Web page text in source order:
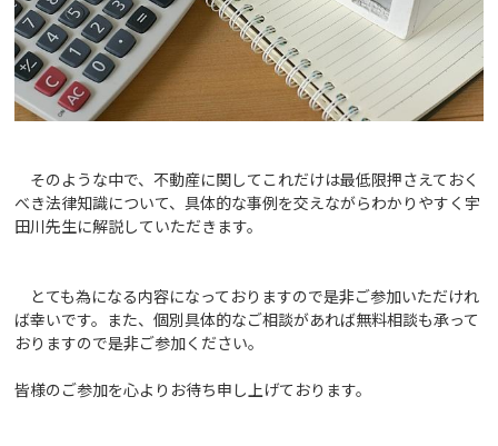
そのような中で、不動産に関してこれだけは最低限押さえておく
べき法律知識について、具体的な事例を交えながらわかりやすく宇
田川先生に解説していただきます。
とても為になる内容になっておりますので是非ご参加いただけれ
ば幸いです。また、個別具体的なご相談があれば無料相談も承って
おりますので是非ご参加ください。
皆様のご参加を心よりお待ち申し上げております。